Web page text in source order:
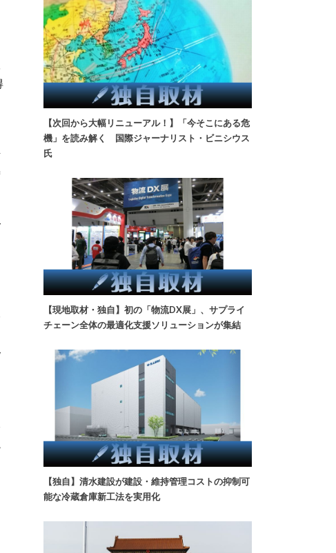
【次回から大幅リニューアル！】「今そこにある危
機」を読み解く 国際ジャーナリスト・ビニシウス
氏
【現地取材・独自】初の「物流DX展」、サプライ
チェーン全体の最適化支援ソリューションが集結
【独自】清水建設が建設・維持管理コストの抑制可
能な冷蔵倉庫新工法を実用化